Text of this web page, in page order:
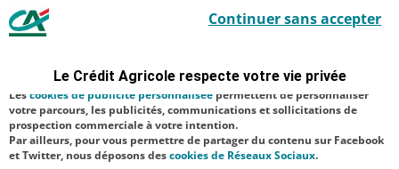
En mai 2021, la Fondation d’Entreprise du
Crédit Agricole du Nord Est et ses 68 caisses
de 500 000 euros pour aider les jeunes. À ce
jour, ce fonds a permis de soutenir 95
initiatives sur les 3 départements,...
Le Crédit Agricole respecte votre vie privée
indispensables car utilisés à des fins de bon fonctionnement et de
sécurité ; d’autres sont facultatifs. Les
satisfaction facultatifs.
Lescookies de publicité personnalisée permettent de personnaliser
votre parcours, les publicités, communications et sollicitations de
prospection commerciale à votre intention.
Par ailleurs, pour vous permettre de partager du contenu sur Facebook
et Twitter, nous déposons descookies de Réseaux Sociaux.
Continuer sans accepter